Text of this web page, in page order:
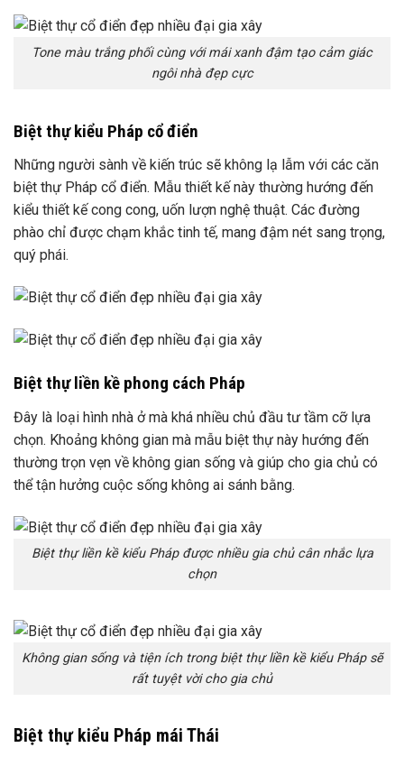
Tone màu trắng phối cùng với mái xanh đậm tạo cảm giác
ngôi nhà đẹp cực
Biệt thự kiểu Pháp cổ điển
Những người sành về kiến trúc sẽ không lạ lẫm với các căn
biệt thự Pháp cổ điển. Mẫu thiết kế này thường hướng đến
kiểu thiết kế cong cong, uốn lượn nghệ thuật. Các đường
phào chỉ được chạm khắc tinh tế, mang đậm nét sang trọng,
quý phái.
Biệt thự liền kề phong cách Pháp
Đây là loại hình nhà ở mà khá nhiều chủ đầu tư tầm cỡ lựa
chọn. Khoảng không gian mà mẫu biệt thự này hướng đến
thường trọn vẹn về không gian sống và giúp cho gia chủ có
thể tận hưởng cuộc sống không ai sánh bằng.
Biệt thự liền kề kiểu Pháp được nhiều gia chủ cân nhắc lựa
chọn
Không gian sống và tiện ích trong biệt thự liền kề kiểu Pháp sẽ
rất tuyệt vời cho gia chủ
Biệt thự kiểu Pháp mái Thái